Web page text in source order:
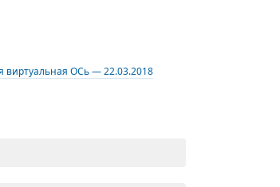
виртуальная ОСь — 22.03.2018